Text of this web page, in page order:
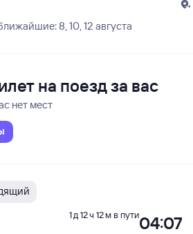
8, 10, 12 августа
на поезд за вас
нет мест
04:07
1 д 12 ч 12 м в пути